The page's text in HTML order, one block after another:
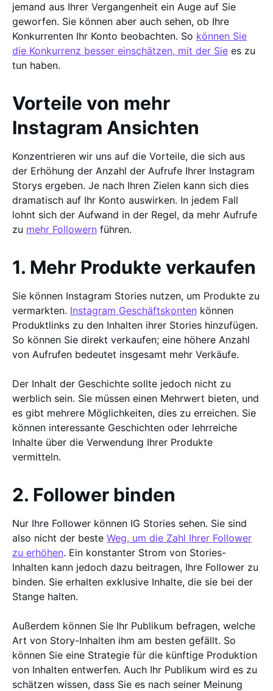
jemand aus Ihrer Vergangenheit ein Auge auf Sie
geworfen. Sie können aber auch sehen, ob Ihre
Konkurrenten Ihr Konto beobachten. So können Sie
die Konkurrenz besser einschätzen, mit der Sie es zu
tun haben.
Vorteile von mehr
Instagram Ansichten
Konzentrieren wir uns auf die Vorteile, die sich aus
der Erhöhung der Anzahl der Aufrufe Ihrer Instagram
Storys ergeben. Je nach Ihren Zielen kann sich dies
dramatisch auf Ihr Konto auswirken. In jedem Fall
lohnt sich der Aufwand in der Regel, da mehr Aufrufe
zu mehr Followern führen.
1. Mehr Produkte verkaufen
Sie können Instagram Stories nutzen, um Produkte zu
vermarkten. Instagram Geschäftskonten können
Produktlinks zu den Inhalten ihrer Stories hinzufügen.
So können Sie direkt verkaufen; eine höhere Anzahl
von Aufrufen bedeutet insgesamt mehr Verkäufe.
Der Inhalt der Geschichte sollte jedoch nicht zu
werblich sein. Sie müssen einen Mehrwert bieten, und
es gibt mehrere Möglichkeiten, dies zu erreichen. Sie
können interessante Geschichten oder lehrreiche
Inhalte über die Verwendung Ihrer Produkte
vermitteln.
2. Follower binden
Nur Ihre Follower können IG Stories sehen. Sie sind
also nicht der beste Weg, um die Zahl Ihrer Follower
zu erhöhen. Ein konstanter Strom von Stories-
Inhalten kann jedoch dazu beitragen, Ihre Follower zu
binden. Sie erhalten exklusive Inhalte, die sie bei der
Stange halten.
Außerdem können Sie Ihr Publikum befragen, welche
Art von Story-Inhalten ihm am besten gefällt. So
können Sie eine Strategie für die künftige Produktion
von Inhalten entwerfen. Auch Ihr Publikum wird es zu
schätzen wissen, dass Sie es nach seiner Meinung